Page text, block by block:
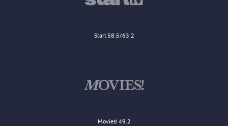
Start 58.5/63.2
Movies! 49.2